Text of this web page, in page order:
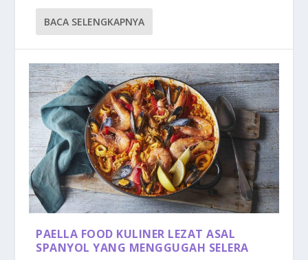
BACA SELENGKAPNYA
PAELLA FOOD KULINER LEZAT ASAL
SPANYOL YANG MENGGUGAH SELERA